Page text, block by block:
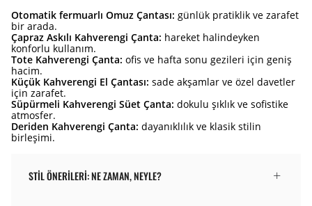
Otomatik fermuarlı Omuz Çantası: günlük pratiklik ve zarafet
bir arada.
Çapraz Askılı Kahverengi Çanta: hareket halindeyken
konforlu kullanım.
Tote Kahverengi Çanta: ofis ve hafta sonu gezileri için geniş
hacim.
Küçük Kahverengi El Çantası: sade akşamlar ve özel davetler
için zarafet.
Süpürmeli Kahverengi Süet Çanta: dokulu şıklık ve sofistike
atmosfer.
Deriden Kahverengi Çanta: dayanıklılık ve klasik stilin
birleşimi.
STIL ÖNERILERI: NE ZAMAN, NEYLE?